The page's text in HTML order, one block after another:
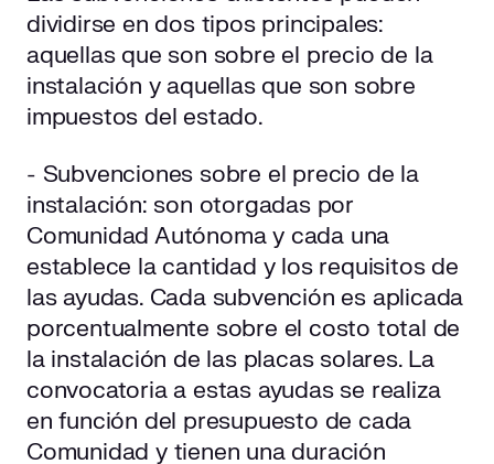
dividirse en dos tipos principales:
aquellas que son sobre el precio de la
instalación y aquellas que son sobre
impuestos del estado.
- Subvenciones sobre el precio de la
instalación: son otorgadas por
Comunidad Autónoma y cada una
establece la cantidad y los requisitos de
las ayudas. Cada subvención es aplicada
porcentualmente sobre el costo total de
la instalación de las placas solares. La
convocatoria a estas ayudas se realiza
en función del presupuesto de cada
Comunidad y tienen una duración